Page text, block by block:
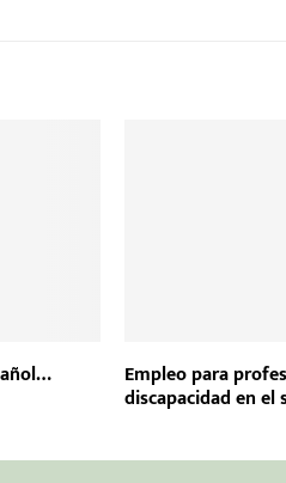
Empleo para
discapacidad en